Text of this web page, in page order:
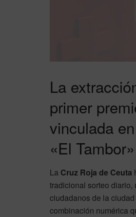
La
primer
vinculada
«El Tambor»
La Cruz Roja de Ceuta
tradicional sorteo diario,
ciudadanos de la
combinación numérica